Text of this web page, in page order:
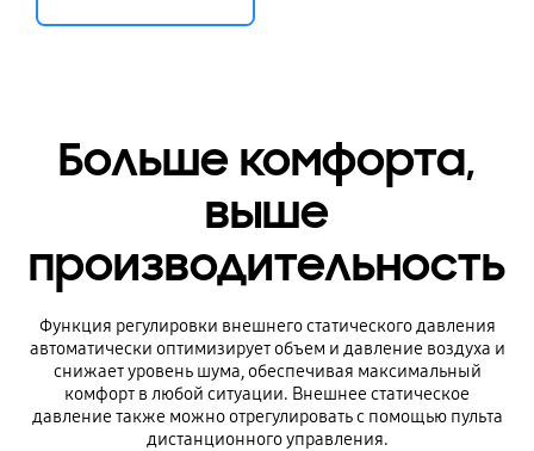
Больше комфорта,
выше
производительность
Функция регулировки внешнего статического давления
автоматически оптимизирует объем и давление воздуха и
снижает уровень шума, обеспечивая максимальный
комфорт в любой ситуации. Внешнее статическое
давление также можно отрегулировать с помощью пульта
дистанционного управления.